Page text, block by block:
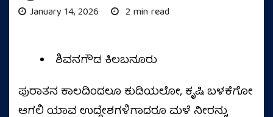
January 14, 2026
2 min read
ಶಿವನಗೌಡ ಕಿಲಬನೂರು
ಪುರಾತನ ಕಾಲದಿಂದಲೂ ಕುಡಿಯಲೋ, ಕೃಷಿ ಬಳಕೆಗೋ
ಆಗಲಿ ಯಾವ ಉದ್ದೇಶಗಳಿಗಾದರೂ ಮಳೆ ನೀರನ್ನು